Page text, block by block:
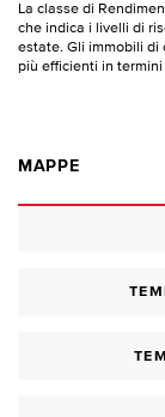
La classe di
che indica i livelli di
estate. Gli immobili di
più efficienti in
MAPPE